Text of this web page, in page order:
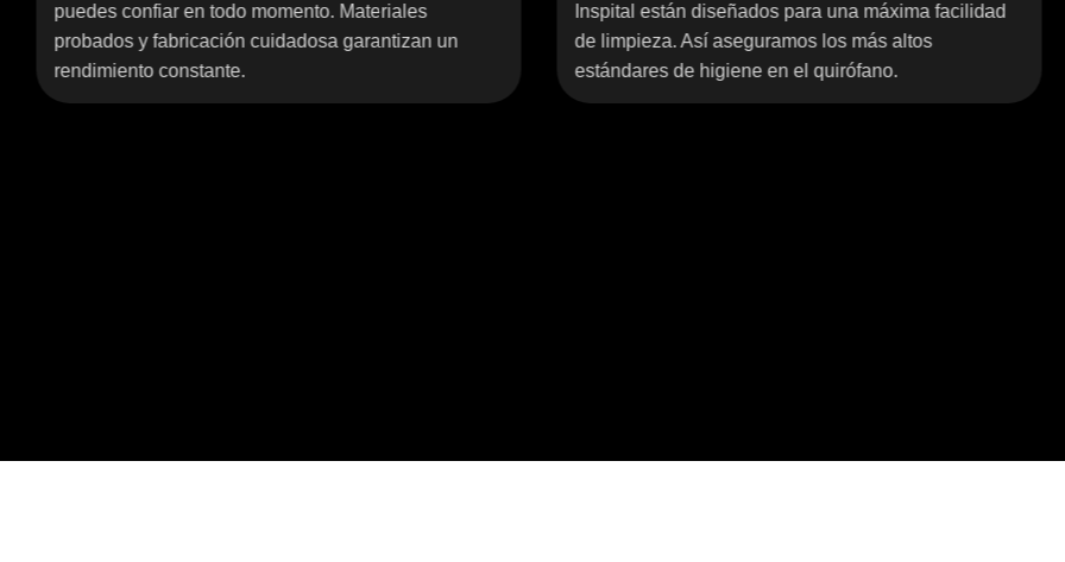
en todo momento. Materiales
cuidadosa garantizan un
Inspital están diseñados para una máxima facilidad
de limpieza. Así aseguramos los más altos
estándares de higiene en el quirófano.
trabajo